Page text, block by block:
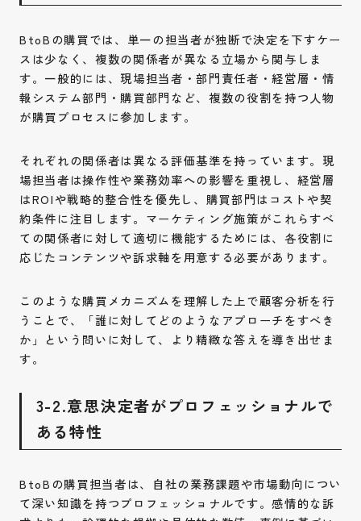
BtoBの購買では、単一の担当者が独断で決定を下すケー
スは少なく、複数の関係者が異なる立場から関与しま
す。一般的には、現場担当者・部門責任者・経営層・情
報システム部門・購買部門など、複数の役割を持つ人物
が購買プロセスに参加します。
それぞれの関係者は異なる評価基準を持っています。現
場担当者は操作性や業務効率への影響を重視し、経営層
はROIや戦略的整合性を優先し、購買部門はコストや契
約条件に注目します。マーケティング施策がこれらすべ
ての関係者に対して適切に機能するためには、各役割に
応じたコンテンツや訴求軸を用意する必要があります。
このような購買メカニズムを理解した上で顧客分析を行
うことで、「誰に対してどのようなアプローチをすべき
か」という問いに対して、より精緻な答えを導き出せま
す。
3-2.意思決定者がプロフェッショナルで
ある特性
BtoBの購買担当者は、自社の業務課題や市場動向につい
て深い知識を持つプロフェッショナルです。感情的な訴